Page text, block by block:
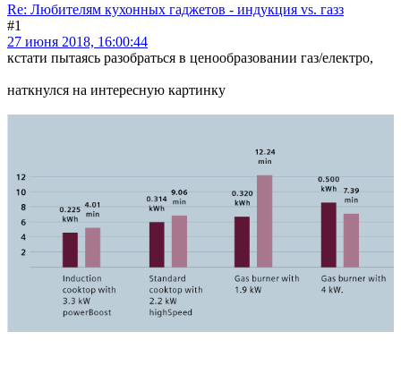
Re: Любителям кухонных гаджетов - индукция vs. газз
#1
27 июня 2018, 16:00:44
кстати пытаясь разобраться в ценообразовании газ/електро,
наткнулся на интересную картинку